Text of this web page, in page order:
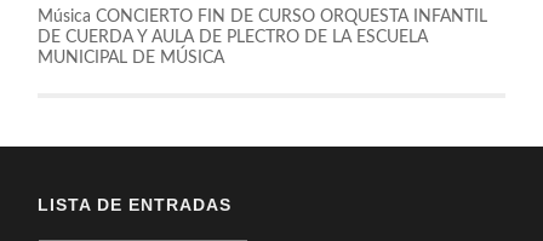
Música CONCIERTO FIN DE CURSO ORQUESTA INFANTIL
DE CUERDA Y AULA DE PLECTRO DE LA ESCUELA
MUNICIPAL DE MÚSICA
LISTA DE ENTRADAS